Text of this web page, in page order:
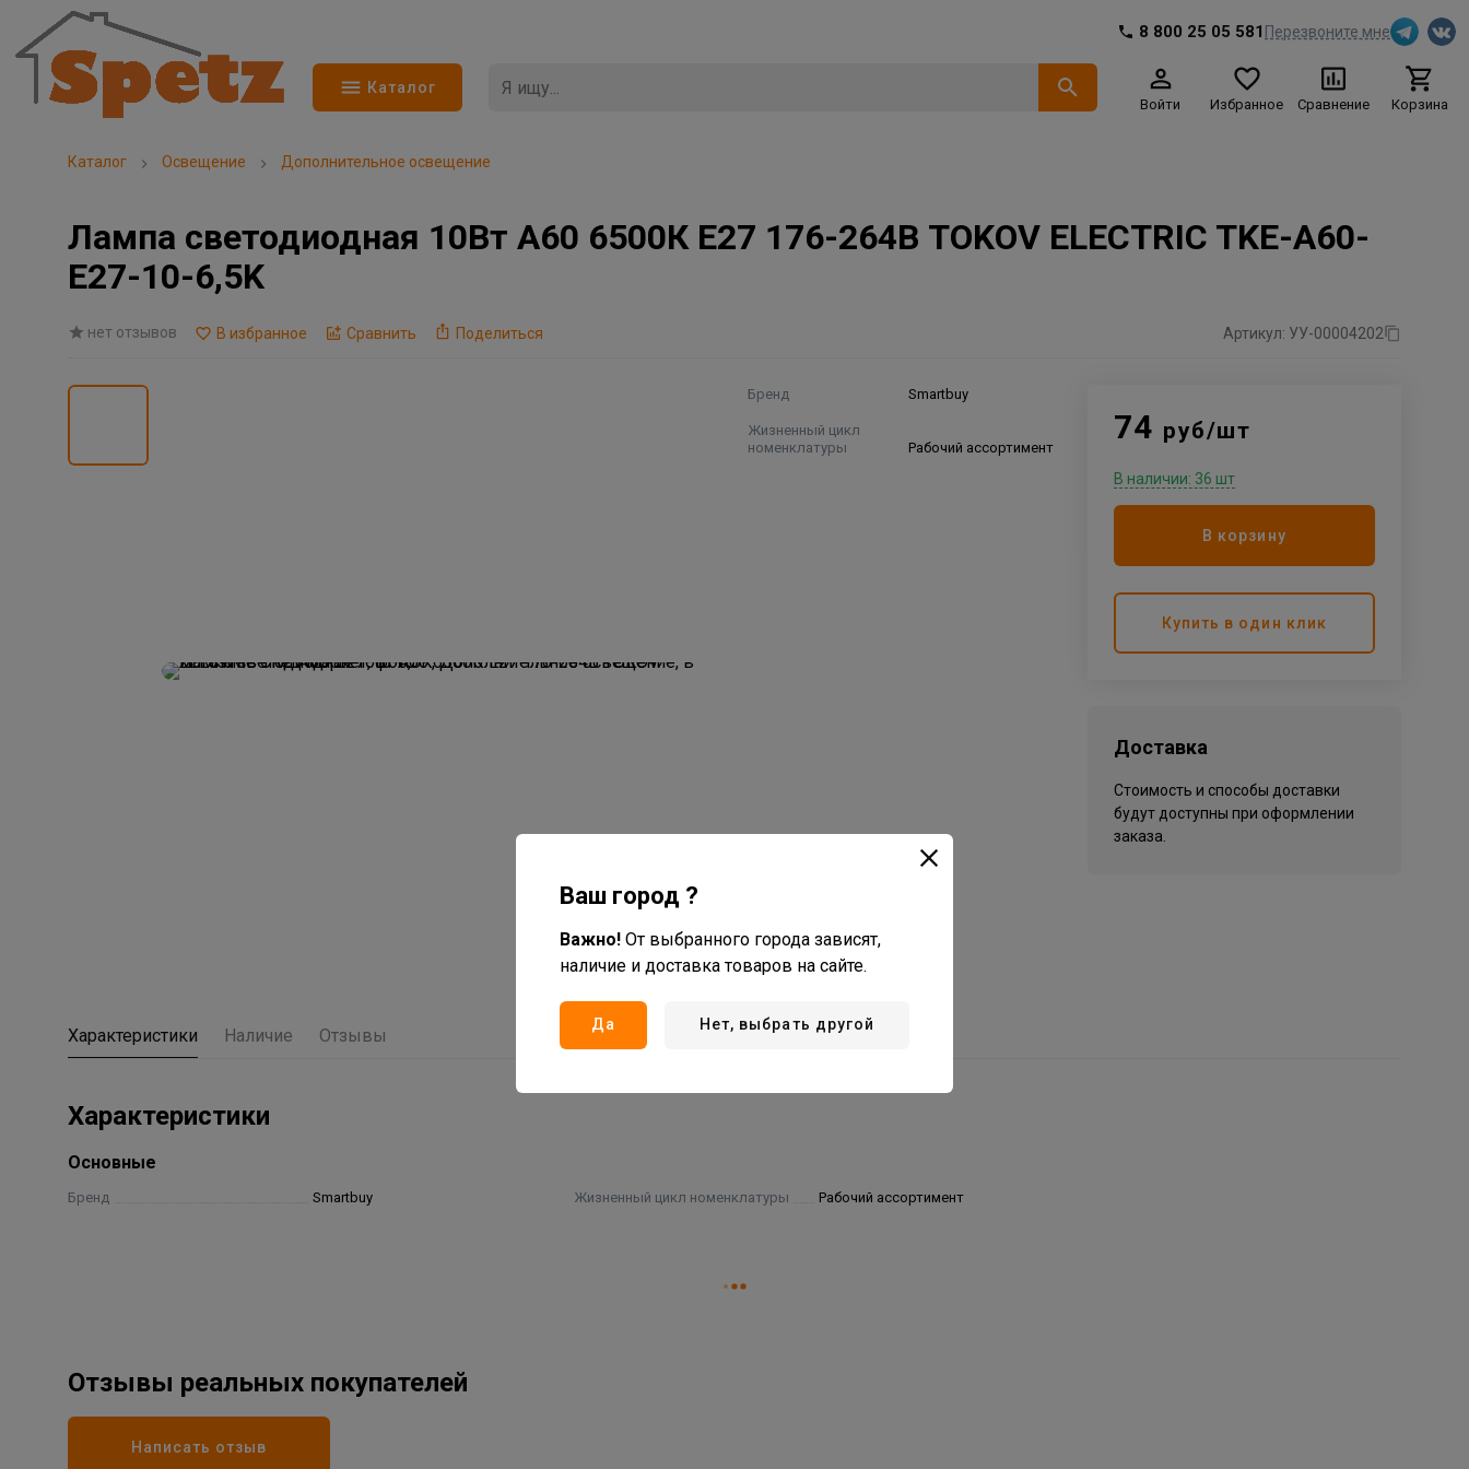
8 800 25 05 581 Перезвоните мне
Каталог
Войти Избранное Сравнение Корзина
Каталог Освещение Дополнительное освещение
Лампа светодиодная 10Вт А60 6500К Е27 176-264В TOKOV ELECTRIC TKE-A60-
E27-10-6,5K
нет отзывов В избранное Сравнить Поделиться Артикул: УУ-00004202
Бренд Smartbuy
Жизненный цикл
номенклатуры
Рабочий ассортимент
74 руб/шт
В наличии: 36 шт
В корзину
Купить в один клик
Доставка
Стоимость и способы доставки
будут доступны при оформлении
заказа.
Характеристики Наличие Отзывы
Характеристики
Основные
Бренд Smartbuy Жизненный цикл номенклатуры Рабочий ассортимент
Отзывы реальных покупателей
Написать отзыв
Ваш город ?
Важно! От выбранного города зависят,
наличие и доставка товаров на сайте.
Да Нет, выбрать другой